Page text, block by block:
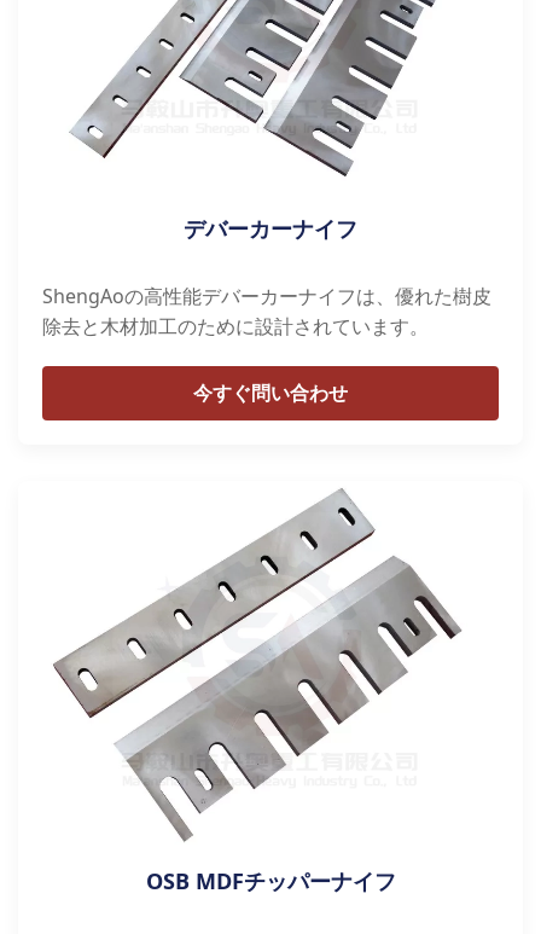
デバーカーナイフ
ShengAoの高性能デバーカーナイフは、優れた樹皮
除去と木材加工のために設計されています。
今すぐ問い合わせ
OSB MDFチッパーナイフ